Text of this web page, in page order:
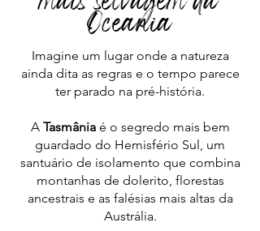
Oceania
Imagine um lugar onde a natureza
ainda dita as regras e o tempo parece
ter parado na pré-história.
A Tasmânia é o segredo mais bem
guardado do Hemisfério Sul, um
santuário de isolamento que combina
montanhas de dolerito, florestas
ancestrais e as falésias mais altas da
Austrália.